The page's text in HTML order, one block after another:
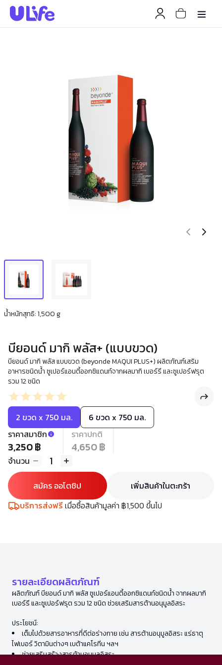
น้ำหนักสุทธิ: 1,500 g
บียอนด์ มากิ พลัส+ (แบบขวด)
บียอนด์ มากิ พลัส แบบขวด (beyonde MAQUI PLUS+) ผลิตภัณฑ์เสริม
อาหารชนิดน้ำ ซูเปอร์แอนตี้ออกซิแดนท์จากผลมากิ เบอร์รี และซูเปอร์ฟรุต
รวม 12 ชนิด
2 ขวด x 750 มล.
6 ขวด x 750 มล.
ราคาสมาชิก
3,250 ฿
ราคาปกติ
4,650 ฿
จำนวน 1
สมัคร ออโตชิป
เพิ่มสินค้าในตะกร้า
บริการส่งฟรีเมื่อซื้อสินค้ามูลค่า ฿1,500 ขึ้นไป
รายละเอียดผลิตภัณฑ์
ผลิตภัณฑ์ บียอนด์ มากิ พลัส ซูเปอร์แอนตี้ออกซิแดนท์ชนิดน้ำ จากผลมากิ
เบอร์รี และซูเปอร์ฟรุต รวม 12 ชนิด ช่วยเสริมสารต้านอนุมูลอิสระ
ประโยชน์:
เต็มไปด้วยสารอาหารที่ดีต่อร่างกาย เช่น สารต้านอนุมูลอิสระ แร่ธาตุ
ไฟเบอร์ วิตามินต่างๆ เบต้าแคโรทีน ฯลฯ
ช่วยเสริมสร้างสารต้านอนุมูลอิสระ